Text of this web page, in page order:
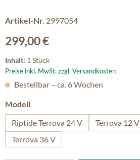
Artikel-Nr. 2997054
Regulärer Preis:
299,00 €
Inhalt: 1 Stück
Preise inkl. MwSt. zzgl. Versandkosten
Bestellbar – ca. 6 Wochen
Modellauswählen
Riptide Terrova 24 V
Terrova 12 V
Terrova 36 V